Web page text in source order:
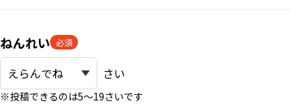
ねんれい 必須
さい
※投稿できるのは5〜19さいです